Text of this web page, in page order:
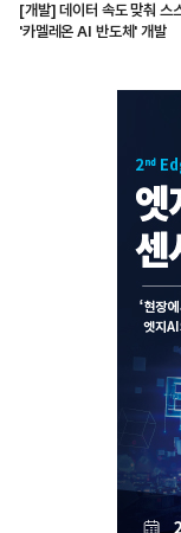
[개발] 데이터 속도 맞춰 스
'카멜레온 AI 반도체' 개발